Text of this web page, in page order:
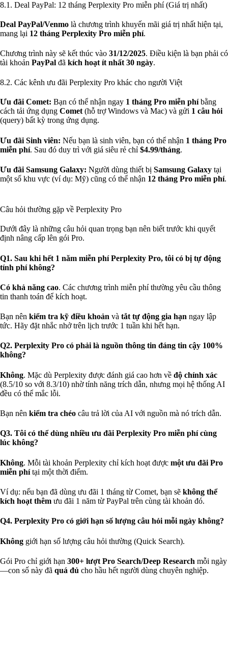
8.1. Deal PayPal: 12 tháng Perplexity Pro miễn phí (Giá trị nhất)
Deal PayPal/Venmo là chương trình khuyến mãi giá trị nhất hiện tại,
mang lại 12 tháng Perplexity Pro miễn phí.
Chương trình này sẽ kết thúc vào 31/12/2025. Điều kiện là bạn phải có
tài khoản PayPal đã kích hoạt ít nhất 30 ngày.
8.2. Các kênh ưu đãi Perplexity Pro khác cho người Việt
Ưu đãi Comet: Bạn có thể nhận ngay 1 tháng Pro miễn phíbằng
cách tải ứng dụng Comet (hỗ trợ Windows và Mac) và gửi 1 câu hỏi
(query) bất kỳ trong ứng dụng.
Ưu đãi Sinh viên: Nếu bạn là sinh viên, bạn có thể nhận 1 tháng Pro
miễn phí. Sau đó duy trì với giá siêu rẻ chỉ $4.99/tháng.
Ưu đãi Samsung Galaxy: Người dùng thiết bị Samsung Galaxy tại
một số khu vực (ví dụ: Mỹ) cũng có thể nhận 12 tháng Pro miễn phí.
Câu hỏi thường gặp về Perplexity Pro
Dưới đây là những câu hỏi quan trọng bạn nên biết trước khi quyết
định nâng cấp lên gói Pro.
Q1. Sau khi hết 1 năm miễn phí Perplexity Pro, tôi có bị tự động
tính phí không?
Có khả năng cao. Các chương trình miễn phí thường yêu cầu thông
tin thanh toán để kích hoạt.
Bạn nên kiểm tra kỹ điều khoản và tắt tự động gia hạn ngay lập
tức. Hãy đặt nhắc nhở trên lịch trước 1 tuần khi hết hạn.
Q2. Perplexity Pro có phải là nguồn thông tin đáng tin cậy 100%
không?
Không. Mặc dù Perplexity được đánh giá cao hơn về độ chính xác
(8.5/10 so với 8.3/10) nhờ tính năng trích dẫn, nhưng mọi hệ thống AI
đều có thể mắc lỗi.
Bạn nên kiểm tra chéo câu trả lời của AI với nguồn mà nó trích dẫn.
Q3. Tôi có thể dùng nhiều ưu đãi Perplexity Pro miễn phí cùng
lúc không?
Không. Mỗi tài khoản Perplexity chỉ kích hoạt được một ưu đãi Pro
miễn phítại một thời điểm.
Ví dụ: nếu bạn đã dùng ưu đãi 1 tháng từ Comet, bạn sẽ không thể
kích hoạt thêm ưu đãi 1 năm từ PayPal trên cùng tài khoản đó.
Q4. Perplexity Pro có giới hạn số lượng câu hỏi mỗi ngày không?
Không giới hạn số lượng câu hỏi thường (Quick Search).
Gói Pro chỉ giới hạn 300+ lượt Pro Search/Deep Research mỗi ngày
—con số này đã quá đủ cho hầu hết người dùng chuyên nghiệp.